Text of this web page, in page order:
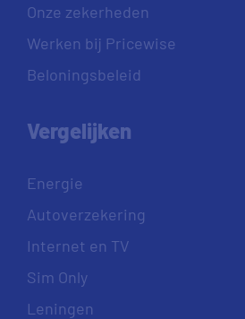
Onze zekerheden
Werken bij Pricewise
Beloningsbeleid
Vergelijken
Energie
Autoverzekering
Internet en TV
Sim Only
Leningen